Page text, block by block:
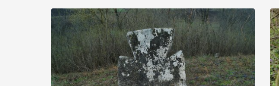
Наддністрянське відрізняється від більшості навколишніх
сіл. У селі є мурована Михайлівська церква. Точної дати […]